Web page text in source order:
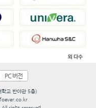
PC 버전
교 반야관 5층)